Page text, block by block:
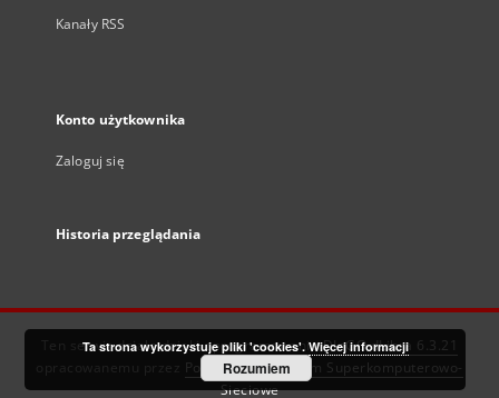
Kanały RSS
Konto użytkownika
Zaloguj się
Historia przeglądania
Ten serwis działa dzięki oprogramowaniuDInGO dLibra 6.3.21
Poznańskie Centrum Superkomputerowo-
Sieciowe
Ta strona wykorzystuje pliki 'cookies'. Więcej informacji
Rozumiem